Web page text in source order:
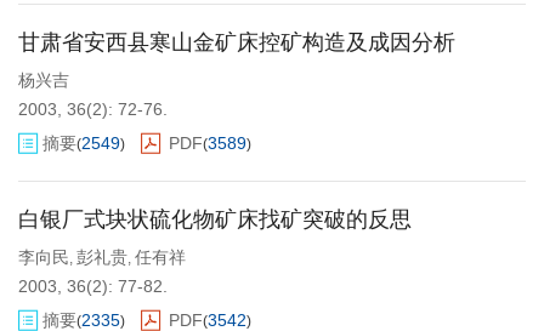
甘肃省安西县寒山金矿床控矿构造及成因分析
杨兴吉
2003, 36(2): 72-76.
摘要(2549) PDF(3589)
白银厂式块状硫化物矿床找矿突破的反思
李向民, 彭礼贵, 任有祥
2003, 36(2): 77-82.
摘要(2335) PDF(3542)